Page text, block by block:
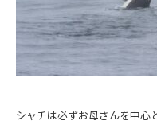
シャチは必ずお母さんを中心